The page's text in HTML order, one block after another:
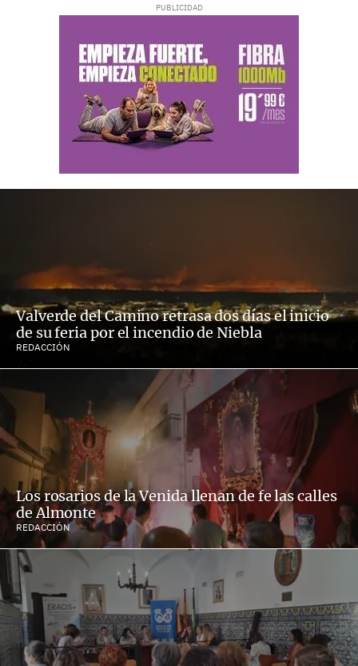
Valverde del Camino retrasa dos días el inicio
de su feria por el incendio de Niebla
REDACCIÓN
Los rosarios de la Venida llenan de fe las calles
de Almonte
REDACCIÓN